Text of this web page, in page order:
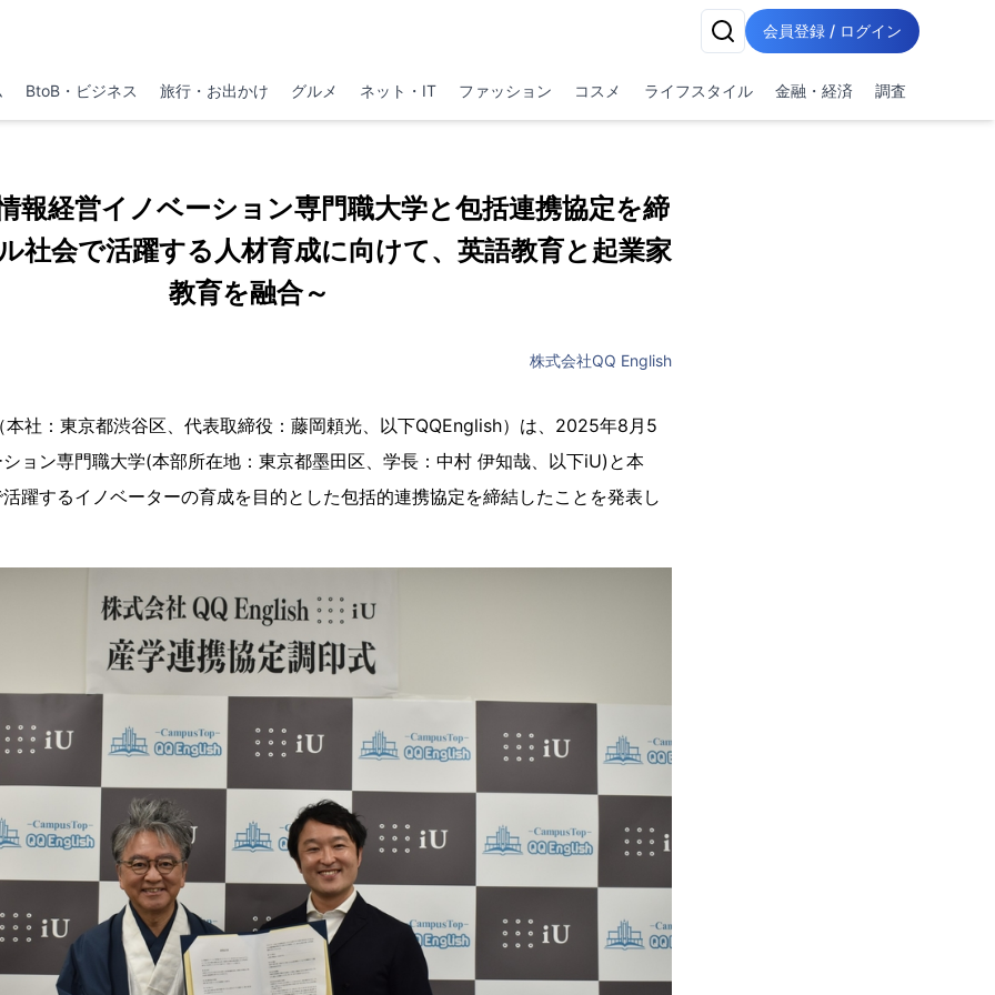
会員登録 / ログイン
BtoB・ビジネス 旅行・お出かけ グルメ ネット・IT ファッション コスメ ライフスタイル 金融・経済 調査
報経営イノベーション専門職大学と包括連携協定を締
社会で活躍する人材育成に向けて、英語教育と起業家
教育を融合～
株式会社QQ English
社：東京都渋谷区、代表取締役：藤岡頼光、以下QQEnglish）は、2025年8月5
ョン専門職大学(本部所在地：東京都墨田区、学長：中村 伊知哉、以下iU)と本
躍するイノベーターの育成を目的とした包括的連携協定を締結したことを発表し